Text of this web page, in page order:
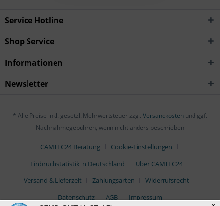
Service Hotline
Shop Service
Informationen
Newsletter
* Alle Preise inkl. gesetzl. Mehrwertsteuer zzgl. Versandkosten und ggf.
Nachnahmegebühren, wenn nicht anders beschrieben
CAMTEC24 Beratung
Cookie-Einstellungen
Einbruchstatistik in Deutschland
Über CAMTEC24
Versand & Lieferzeit
Zahlungsarten
Widerrufsrecht
Datenschutz
AGB Impressum